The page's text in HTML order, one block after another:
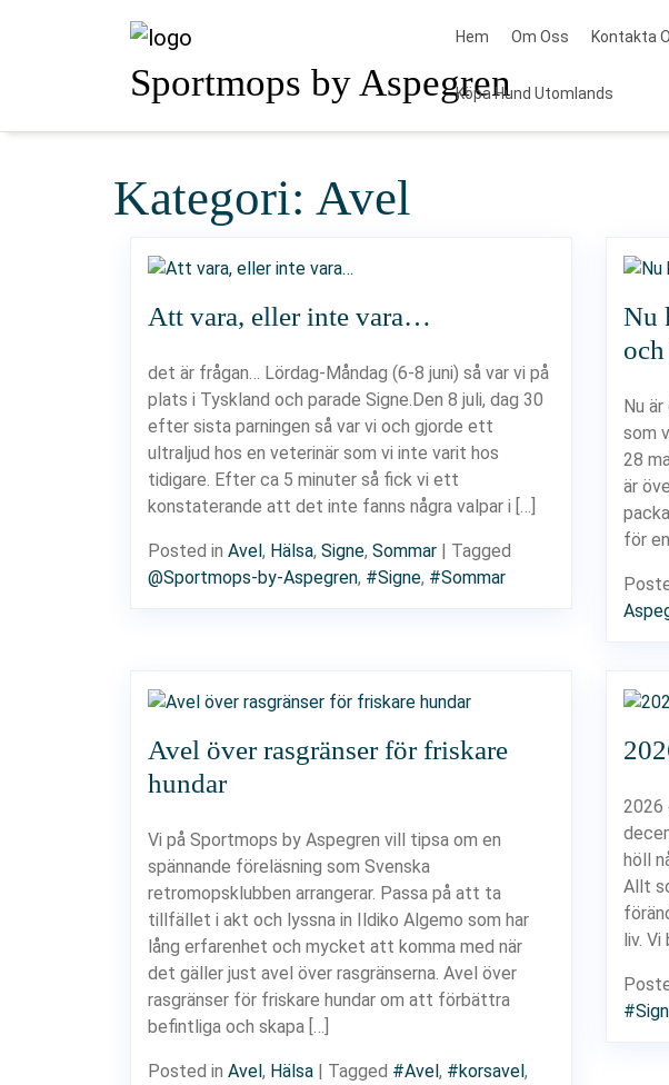
Sportmops by Aspegren
Hem Om Oss Kontakta
Köpa Hund Utomlands
Kategori: Avel
Att vara, eller inte vara…
det är frågan… Lördag-Måndag (6-8 juni) så var vi på
plats i Tyskland och parade Signe.Den 8 juli, dag 30
efter sista parningen så var vi och gjorde ett
ultraljud hos en veterinär som vi inte varit hos
tidigare. Efter ca 5 minuter så fick vi ett
konstaterande att det inte fanns några valpar i […]
Posted in Avel, Hälsa, Signe, Sommar | Tagged
@Sportmops-by-Aspegren, #Signe, #Sommar
Nu
Nu
som
28
är
för
Avel över rasgränser för friskare
hundar
Vi på Sportmops by Aspegren vill tipsa om en
spännande föreläsning som Svenska
retromopsklubben arrangerar. Passa på att ta
tillfället i akt och lyssna in Ildiko Algemo som har
lång erfarenhet och mycket att komma med när
det gäller just avel över rasgränserna. Avel över
rasgränser för friskare hundar om att förbättra
befintliga och skapa […]
Posted in Avel, Hälsa | Tagged #Avel, #korsavel,
2026
höll
Allt
liv. Vi